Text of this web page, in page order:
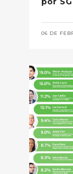
06 DE